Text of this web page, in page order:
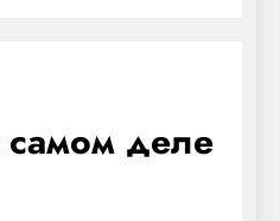
деле